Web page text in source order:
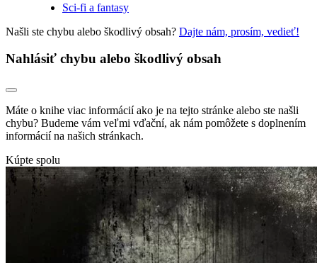
Sci-fi a fantasy
Našli ste chybu alebo škodlivý obsah? Dajte nám, prosím, vedieť!
Nahlásiť chybu alebo škodlivý obsah
Máte o knihe viac informácií ako je na tejto stránke alebo ste našli
chybu? Budeme vám veľmi vďační, ak nám pomôžete s doplnením
informácií na našich stránkach.
Kúpte spolu